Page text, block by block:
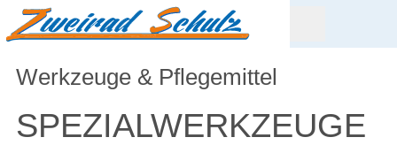
Werkzeuge & Pflegemittel
SPEZIAL­WERKZEUGE